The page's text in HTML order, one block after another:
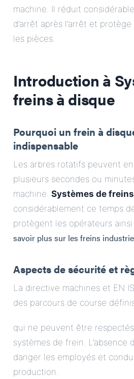
machine. Il réduit
d’arrêt après l’arrêt et
les pièces.
Introduction à
freins à disque
Pourquoi un frein à
indispensable
Les arbres rotatifs peuvent
plusieurs secondes ou
machine. Systèmes de
considérablement ce temps
protègent les opérateurs
savoir plus sur les freins
Aspects de sécurité et
La directive machines et EN
des parcours de course
qui ne peuvent être respectés
systèmes de frein. L’absence
danger les employés et
production.